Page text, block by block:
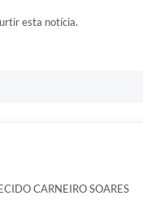
esta notícia.
CARNEIRO SOARES